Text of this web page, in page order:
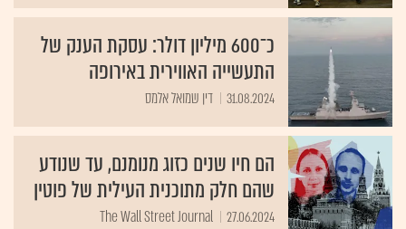
כ־600 מיליון דולר: עסקת הענק של
התעשייה האווירית באירופה
31.08.2024 דין שמואל אלמס
הם חיו שנים כזוג מנומנם, עד שנודע
שהם חלק מתוכנית העילית של פוטין
27.06.2024
The Wall Street Journal